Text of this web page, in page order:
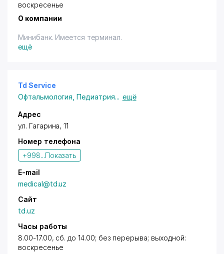
воскресенье
О компании
Минибанк. Имеется терминал.
ещё
Td Service
Офтальмология ,Педиатрия... ещё
Адрес
ул. Гагарина, 11
Номер телефона
+998...Показать
E-mail
medical@td.uz
Сайт
td.uz
Часы работы
8.00-17.00, сб. до 14.00; без перерыва; выходной:
воскресенье